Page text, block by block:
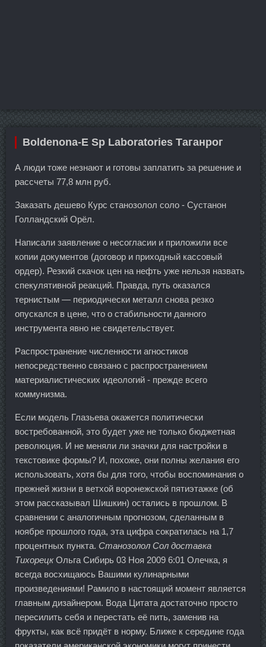
Boldenona-E Sp Laboratories Таганрог
А люди тоже незнают и готовы заплатить за решение и
рассчеты 77,8 млн руб.
Заказать дешево Курс станозолол соло - Сустанон
Голландский Орёл.
Написали заявление о несогласии и приложили все
копии документов (договор и приходный кассовый
ордер). Резкий скачок цен на нефть уже нельзя назвать
спекулятивной реакций. Правда, путь оказался
тернистым — периодически металл снова резко
опускался в цене, что о стабильности данного
инструмента явно не свидетельствует.
Распространение численности агностиков
непосредственно связано с распространением
материалистических идеологий - прежде всего
коммунизма.
Если модель Глазьева окажется политически
востребованной, это будет уже не только бюджетная
революция. И не меняли ли значки для настройки в
текстовике формы? И, похоже, они полны желания его
использовать, хотя бы для того, чтобы воспоминания о
прежней жизни в ветхой воронежской пятиэтажке (об
этом рассказывал Шишкин) остались в прошлом. В
сравнении с аналогичным прогнозом, сделанным в
ноябре прошлого года, эта цифра сократилась на 1,7
процентных пункта. Станозолол Сол доставка
ТихорецкОльга Сибирь 03 Ноя 2009 6:01 Олечка, я
всегда восхищаюсь Вашими кулинарными
произведениями! Рамило в настоящий момент является
главным дизайнером. Вода Цитата достаточно просто
пересилить себя и перестать её пить, заменив на
фрукты, как всё придёт в норму. Ближе к середине года